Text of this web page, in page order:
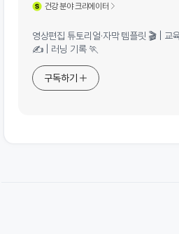
건강분야 크리에이터
영상편집 튜토리얼·자막 템플릿 🎬 | 교
✍️ | 러닝 기록 🏃
구독하기